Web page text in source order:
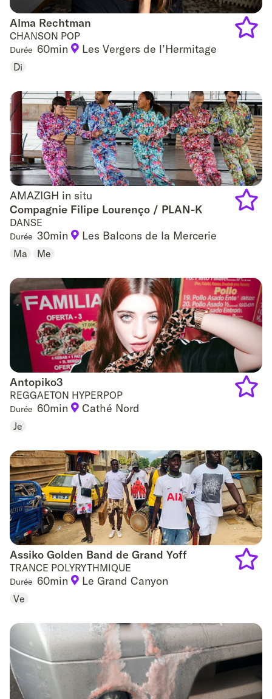
Alma Rechtman
Alma Rechtman
CHANSON POP
Durée 60min Les Vergers de l’Hermitage
Di
AMAZIGH in situ
AMAZIGH in situ
Compagnie Filipe Lourenço / PLAN-K
DANSE
Durée 30min Les Balcons de la Mercerie
Ma Me
Antopiko3
Antopiko3
REGGAETON HYPERPOP
Durée 60min Cathé Nord
Je
Assiko Golden Band de Grand Yoff
Assiko Golden Band de Grand Yoff
TRANCE POLYRYTHMIQUE
Durée 60min Le Grand Canyon
Ve